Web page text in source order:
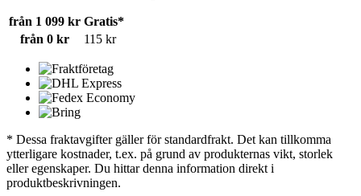
från 1 099 kr Gratis*
från 0 kr
115 kr
* Dessa fraktavgifter gäller för standardfrakt. Det kan tillkomma
ytterligare kostnader, t.ex. på grund av produkternas vikt, storlek
eller egenskaper. Du hittar denna information direkt i
produktbeskrivningen.